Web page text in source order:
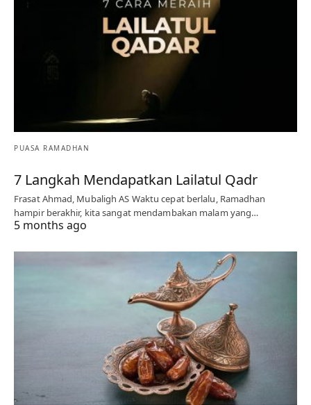
PUASA RAMADHAN
7 Langkah Mendapatkan Lailatul Qadr
Frasat Ahmad, Mubaligh AS Waktu cepat berlalu, Ramadhan
hampir berakhir, kita sangat mendambakan malam yang…
5 months ago